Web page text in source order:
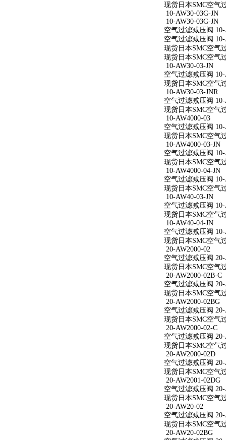
现货日本SMC空气
10-AW30-03G-JN
10-AW30-03G-JN
空气过滤减压阀 10-
空气过滤减压阀 10-
现货日本SMC空气
现货日本SMC空气
10-AW30-03-JN
空气过滤减压阀 10-
现货日本SMC空气
10-AW30-03-JNR
空气过滤减压阀 10-
现货日本SMC空气
10-AW4000-03
空气过滤减压阀 10-
现货日本SMC空气
10-AW4000-03-JN
空气过滤减压阀 10-
现货日本SMC空气
10-AW4000-04-JN
空气过滤减压阀 10-
现货日本SMC空气
10-AW40-03-JN
空气过滤减压阀 10-
现货日本SMC空气
10-AW40-04-JN
空气过滤减压阀 10-
现货日本SMC空气
20-AW2000-02
空气过滤减压阀 20-
现货日本SMC空气
20-AW2000-02B-C
空气过滤减压阀 20-
现货日本SMC空气
20-AW2000-02BG
空气过滤减压阀 20-
现货日本SMC空气
20-AW2000-02-C
空气过滤减压阀 20-
现货日本SMC空气
20-AW2000-02D
空气过滤减压阀 20-
现货日本SMC空气
20-AW2001-02DG
空气过滤减压阀 20-
现货日本SMC空气
20-AW20-02
空气过滤减压阀 20-
现货日本SMC空气
20-AW20-02BG